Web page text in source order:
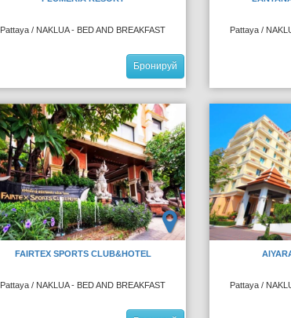
Pattaya / NAKLUA - BED AND BREAKFAST
Бронируй
Pattaya /
FAIRTEX SPORTS CLUB&HOTEL
Pattaya / NAKLUA - BED AND BREAKFAST Pattaya /